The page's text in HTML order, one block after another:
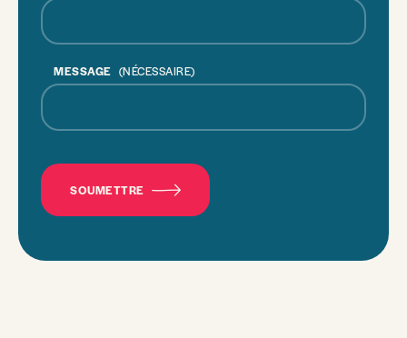
MESSAGE (NÉCESSAIRE)
SOUMETTRE